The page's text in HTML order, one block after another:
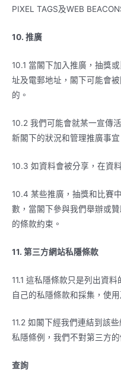
PIXEL TAGS及WEB
10. 推廣
10.1 當閣下加入推廣，抽獎
址及電郵地址，閣下可能會
的。
10.2 我們可能會就某一宣傳
新閣下的狀況和管理推廣事宜
10.3 如資料會被分享，在資
10.4 某些推廣，抽獎和比賽
數，當閣下參與我們舉辦或
的條款約束。
11. 第三方網站私隱條款
11.1 這私隱條款只是列出資
自己的私隱條款和採集，使
11.2 如閣下經我們連結到該
私隱條例，我們不對第三方的
查詢